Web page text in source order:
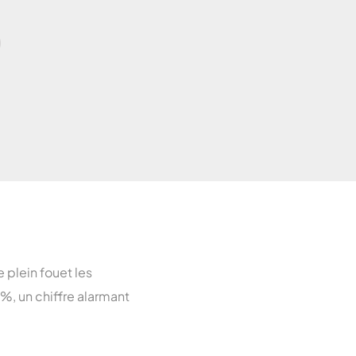
plein fouet les
un chiffre alarmant